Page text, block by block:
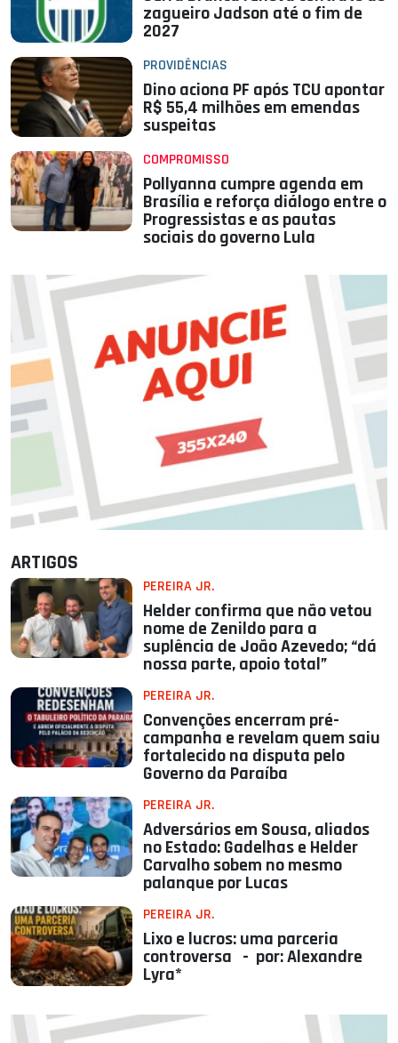
zagueiro Jadson até o fim de
2027
PROVIDÊNCIAS
Dino aciona PF após TCU apontar
R$ 55,4 milhões em emendas
suspeitas
COMPROMISSO
Pollyanna cumpre agenda em
Brasília e reforça diálogo entre o
Progressistas e as pautas
sociais do governo Lula
ARTIGOS
PEREIRA JR.
Helder confirma que não vetou
nome de Zenildo para a
suplência de João Azevedo; “dá
nossa parte, apoio total”
PEREIRA JR.
Convenções encerram pré-
campanha e revelam quem saiu
fortalecido na disputa pelo
Governo da Paraíba
PEREIRA JR.
Adversários em Sousa, aliados
no Estado: Gadelhas e Helder
Carvalho sobem no mesmo
palanque por Lucas
PEREIRA JR.
Lixo e lucros: uma parceria
controversa - por: Alexandre
Lyra*